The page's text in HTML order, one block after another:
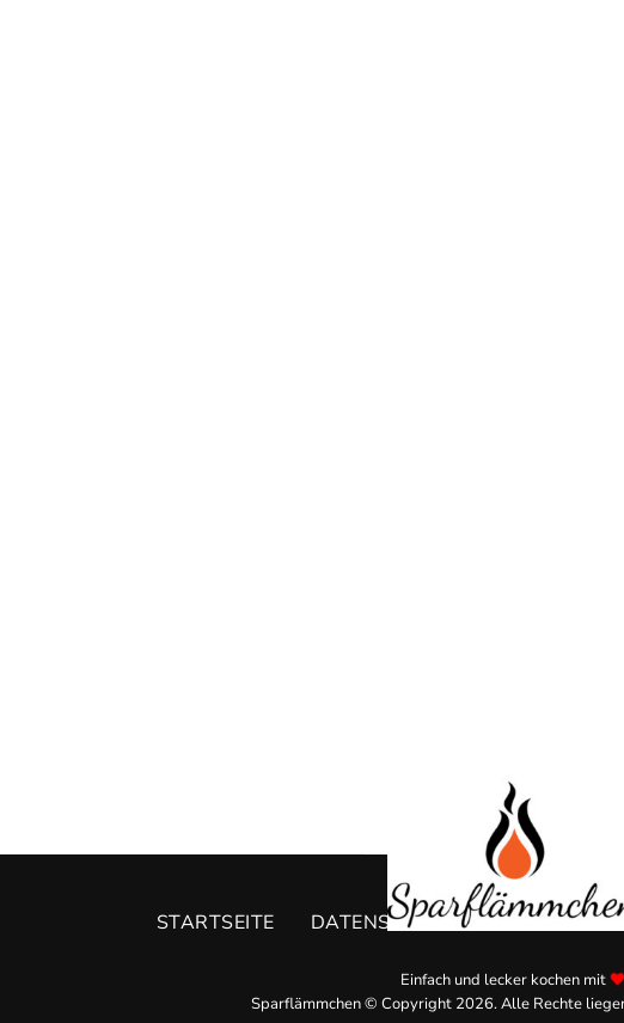
STARTSEITE DATENSCHUTZERKLÄRUNG
Einfach und lecker kochen mit
Sparflämmchen © Copyright 2026. Alle Rechte